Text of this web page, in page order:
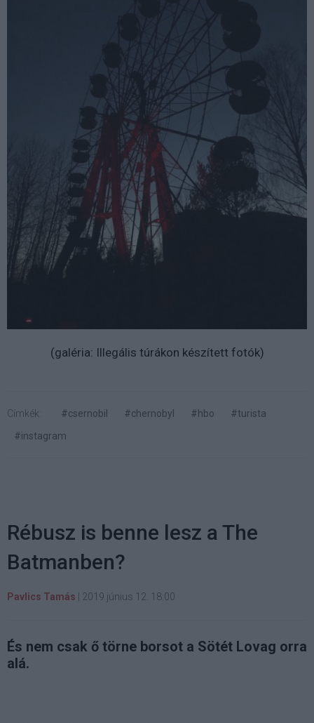
(galéria: Illegális túrákon készített fotók)
Címkék: #csernobil #chernobyl #hbo
#turista
#instagram
Rébusz is benne lesz a The
Batmanben?
Pavlics Tamás 2019 június 12. 18:00
És nem csak ő törne borsot a Sötét Lovag orra
alá.